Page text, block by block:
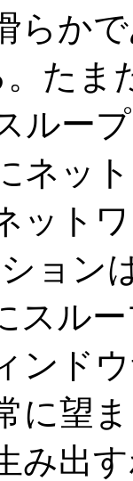
らか
たま
ルー
ネッ
ット
ョン
スル
ンド
に望
み出